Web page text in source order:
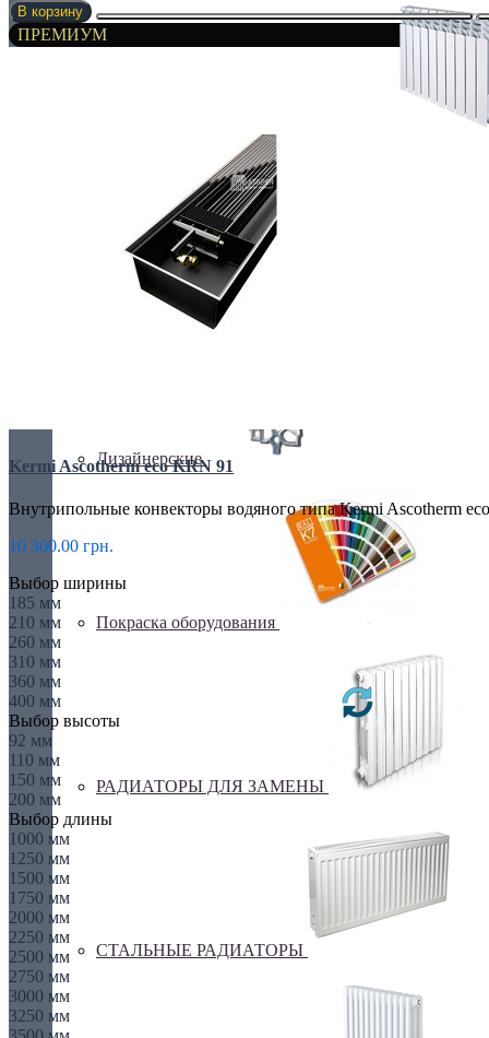
БИМЕТАЛИЧЕСКИЕ РАДИАТОРЫ
Все для радиаторов
Дизайнерские
Покраска оборудования
РАДИАТОРЫ ДЛЯ ЗАМЕНЫ
СТАЛЬНЫЕ РАДИАТОРЫ
В корзину
ПРЕМИУМ
Kermi Ascotherm eco KRN 91
Внутрипольные конвекторы водяного типа Kermi Ascotherm
10 300.00 грн.
Выбор ширины
185 мм
210 мм
260 мм
310 мм
360 мм
400 мм
Выбор высоты
92 мм
110 мм
150 мм
200 мм
Выбор длины
1000 мм
1250 мм
1500 мм
1750 мм
2000 мм
2250 мм
2500 мм
2750 мм
3000 мм
3250 мм